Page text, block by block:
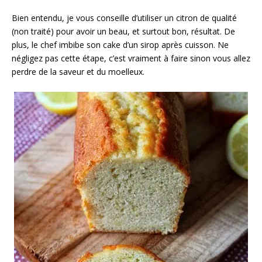
Bien entendu, je vous conseille d’utiliser un citron de qualité
(non traité) pour avoir un beau, et surtout bon, résultat. De
plus, le chef imbibe son cake d’un sirop après cuisson. Ne
négligez pas cette étape, c’est vraiment à faire sinon vous allez
perdre de la saveur et du moelleux. ⁣